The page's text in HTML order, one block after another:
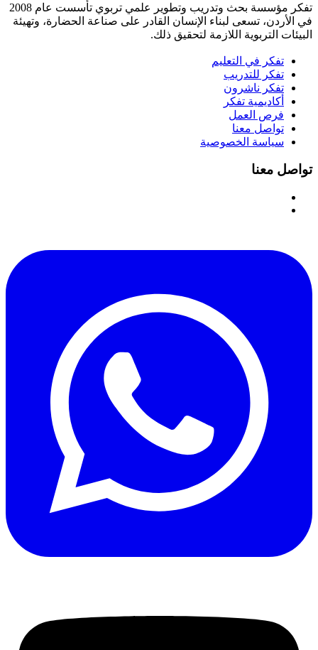
تفكر مؤسسة بحث وتدريب وتطوير علمي تربوي تأسست عام 2008
في الأردن، تسعى لبناء الإنسان القادر على صناعة الحضارة، وتهيئة
البيئات التربوية اللازمة لتحقيق ذلك.
تفكر في التعليم
تفكر للتدريب
تفكر ناشرون
أكاديمية تفكر
فرص العمل
تواصل معنا
سياسة الخصوصية
تواصل معنا